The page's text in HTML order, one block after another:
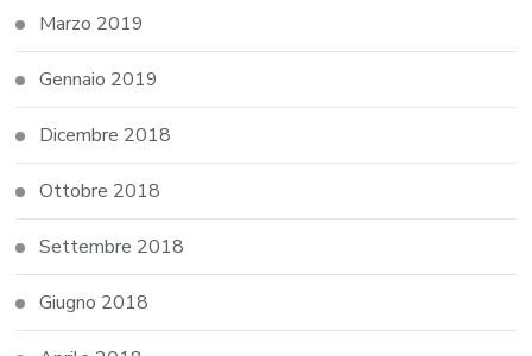
Marzo 2019
Gennaio 2019
Dicembre 2018
Ottobre 2018
Settembre 2018
Giugno 2018